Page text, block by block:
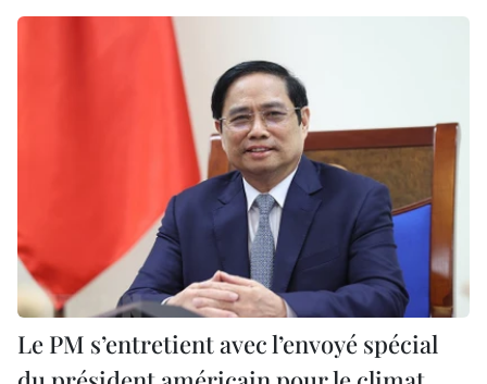
Le PM s’entretient avec l’envoyé spécial